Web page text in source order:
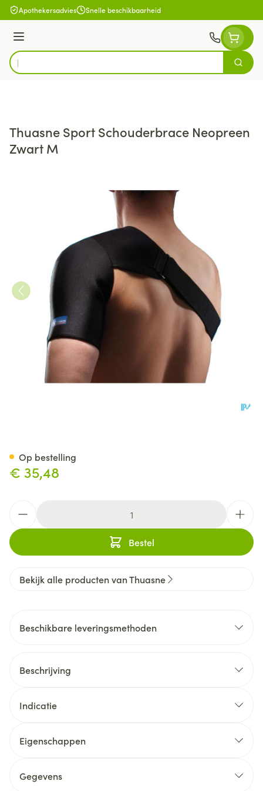
Ga naar de inhoud
Apothekersadvies Snelle beschikbaarheid
Menu
Product, merk, categorie...
Zoek
Thuasne Sport Schouderbrace Neopreen
Zwart M
€ 35,48
Bestel
Op bestelling
Bekijk alle producten van Thuasne
Beschikbare leveringsmethoden
Beschrijving
Indicatie
Eigenschappen
Gegevens